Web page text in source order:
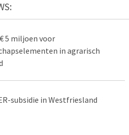
5 miljoen voor
in agrarisch
subsidie in Westfriesland